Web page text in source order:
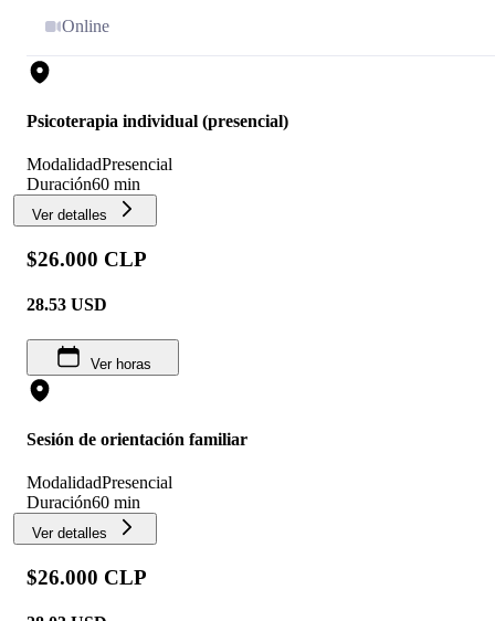
Online
Psicoterapia individual (presencial)
ModalidadPresencial
Duración60 min
Ver detalles
$26.000 CLP
28.53 USD
Ver horas
Sesión de orientación familiar
ModalidadPresencial
Duración60 min
Ver detalles
$26.000 CLP